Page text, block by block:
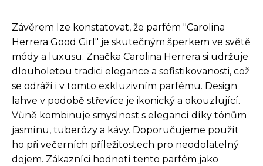
Závěrem lze konstatovat, že parfém "Carolina
Herrera Good Girl" je skutečným šperkem ve světě
módy a luxusu. Značka Carolina Herrera si udržuje
dlouholetou tradici elegance a sofistikovanosti, což
se odráží i v tomto exkluzivním parfému. Design
lahve v podobě střevíce je ikonický a okouzlující.
Vůně kombinuje smyslnost s elegancí díky tónům
jasmínu, tuberózy a kávy. Doporučujeme použít
ho při večerních příležitostech pro neodolatelný
dojem. Zákazníci hodnotí tento parfém jako